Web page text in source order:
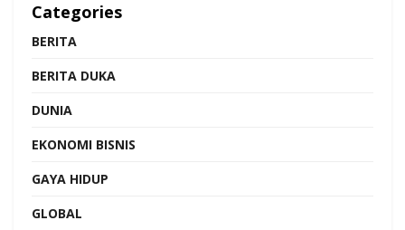
Categories
BERITA
BERITA DUKA
DUNIA
EKONOMI BISNIS
GAYA HIDUP
GLOBAL